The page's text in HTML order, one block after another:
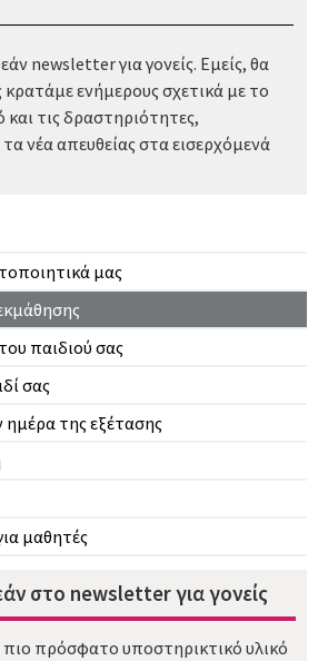
μας
παιδιού σας
σας
ημέρα της εξέτασης
μαθητές
στο newsletter για γονείς
πρόσφατο υποστηρικτικό υλικό
newsletter για γονείς. Εμείς, θα
ενήμερους σχετικά με το
τις δραστηριότητες,
νέα απευθείας στα εισερχόμενά